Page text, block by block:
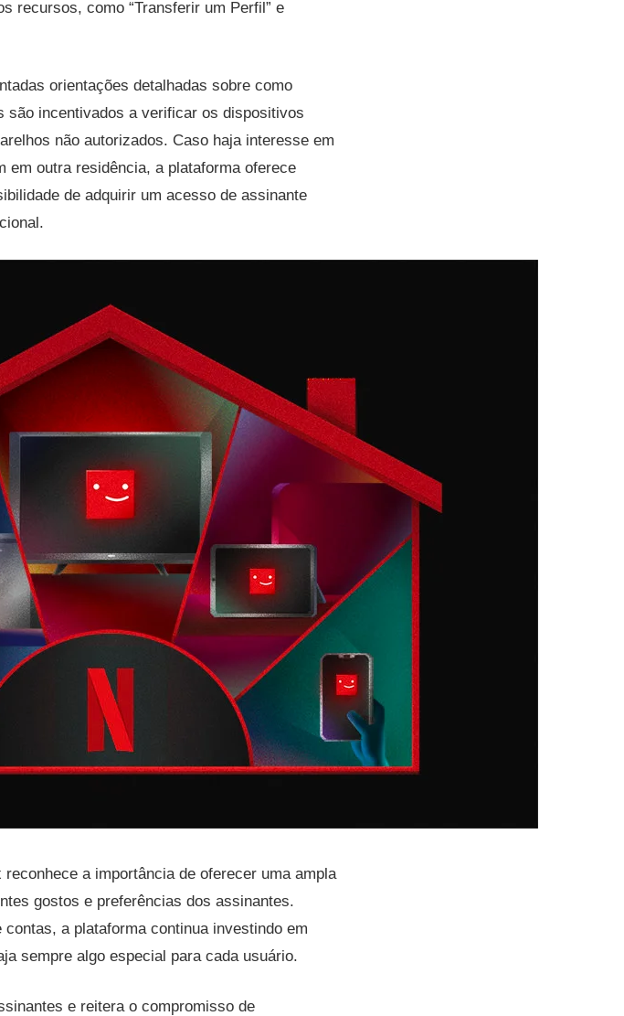
recursos, como “Transferir um Perfil” e
orientações detalhadas sobre como
incentivados a verificar os dispositivos
não autorizados. Caso haja interesse em
em outra residência, a plataforma oferece
de adquirir um acesso de assinante
a importância de oferecer uma ampla
gostos e preferências dos assinantes.
a plataforma continua investindo em
sempre algo especial para cada usuário.
e reitera o compromisso de